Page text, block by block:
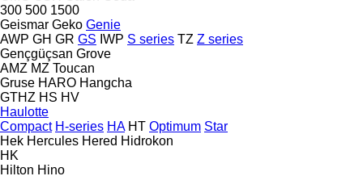
300 500 1500
Geismar Geko Genie
AWP GH GR GS IWP S series TZ Z series
Gençgüçsan Grove
AMZ MZ Toucan
Gruse HARO Hangcha
GTHZ HS HV
Haulotte
Compact H-series HA HT Optimum Star
Hek Hercules Hered Hidrokon
HK
Hilton Hino